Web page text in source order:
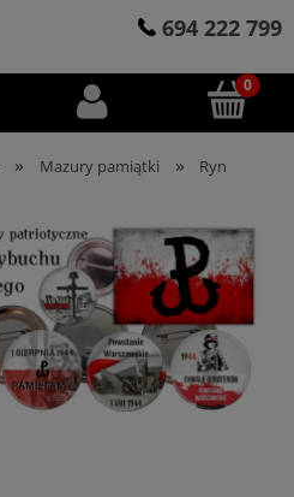
694 222 799
» Mazury pamiątki »
Ryn